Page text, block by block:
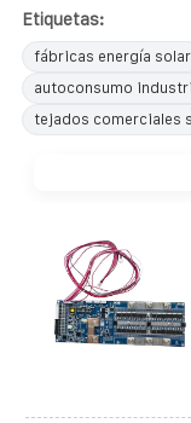
Etiquetas:
fábricas energía solar
autoconsumo
tejados comerciales